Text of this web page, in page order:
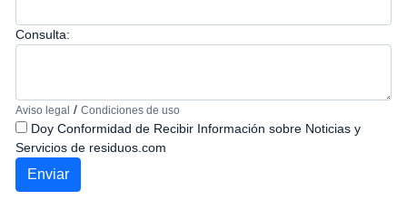
Consulta:
Aviso legal / Condiciones de uso
Doy Conformidad de Recibir Información sobre Noticias y
Servicios de residuos.com